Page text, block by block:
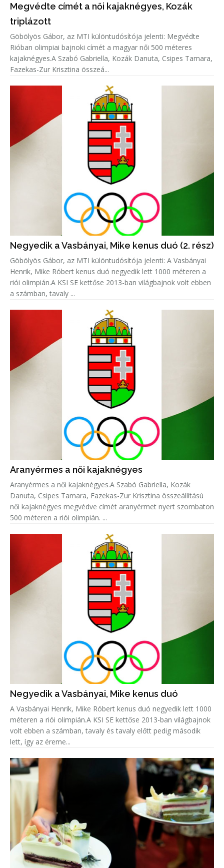
Megvédte címét a női kajaknégyes, Kozák
triplázott
Göbölyös Gábor, az MTI különtudósítója jelenti: Megvédte
Rióban olimpiai bajnoki címét a magyar női 500 méteres
kajaknégyes.A Szabó Gabriella, Kozák Danuta, Csipes Tamara,
Fazekas-Zur Krisztina összeá...
Negyedik a Vasbányai, Mike kenus duó (2. rész)
Göbölyös Gábor, az MTI különtudósítója jelenti: A Vasbányai
Henrik, Mike Róbert kenus duó negyedik lett 1000 méteren a
riói olimpián.A KSI SE kettőse 2013-ban világbajnok volt ebben
a számban, tavaly ...
Aranyérmes a női kajaknégyes
Aranyérmes a női kajaknégyes.A Szabó Gabriella, Kozák
Danuta, Csipes Tamara, Fazekas-Zur Krisztina összeállítású
női kajaknégyes megvédve címét aranyérmet nyert szombaton
500 méteren a riói olimpián. ...
Negyedik a Vasbányai, Mike kenus duó
A Vasbányai Henrik, Mike Róbert kenus duó negyedik lett 1000
méteren a riói olimpián.A KSI SE kettőse 2013-ban világbajnok
volt ebben a számban, tavaly és tavaly előtt pedig második
lett, így az éreme...